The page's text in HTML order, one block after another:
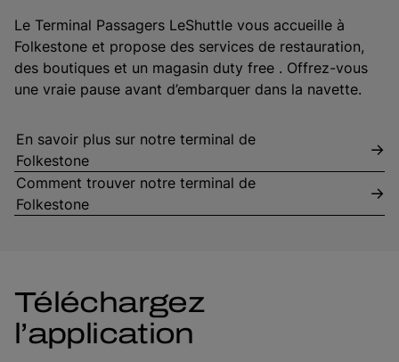
Le Terminal Passagers LeShuttle vous accueille à
Folkestone et propose des services de restauration,
des boutiques et un magasin duty free . Offrez-vous
une vraie pause avant d’embarquer dans la navette.
En savoir plus sur notre terminal de
Folkestone
Comment trouver notre terminal de
Folkestone
Téléchargez
l’application